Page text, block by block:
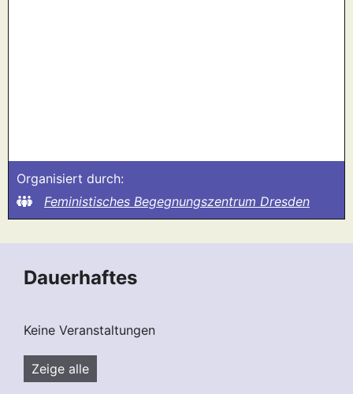
Organisiert durch:
Feministisches Begegnungszentrum Dresden
Dauerhaftes
Keine Veranstaltungen
Zeige alle